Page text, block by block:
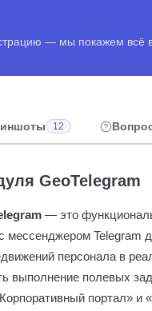
— мы покажем всё
12
GeoTelegram
— это
мессенджером Telegram
персонала в
выполнение полевых
портал»